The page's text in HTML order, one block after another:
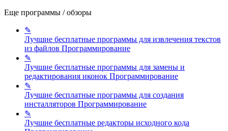
Еще программы / обзоры
✎
Лучшие бесплатные программы для извлечения текстов
из файлов Программирование
✎
Лучшие бесплатные программы для замены и
редактирования иконок Программирование
✎
Лучшие бесплатные программы для создания
инсталляторов Программирование
✎
Лучшие бесплатные редакторы исходного кода